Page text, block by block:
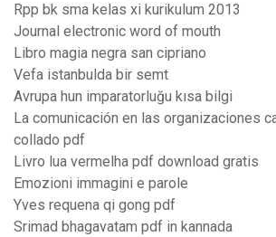
Rpp bk sma kelas xi kurikulum 2013
Journal electronic word of mouth
Libro magia negra san cipriano
Vefa istanbulda bir semt
Avrupa hun imparatorluğu kısa bilgi
La comunicación en las organizaciones
collado pdf
Livro lua vermelha pdf download gratis
Emozioni immagini e parole
Yves requena qi gong pdf
Srimad bhagavatam pdf in kannada